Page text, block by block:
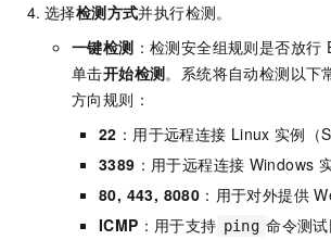
选择检测方式并执行检测。
一键检测 ：检测安全组规则是否放行
单击开始检测。系统将自动检测以下
方向规则：
22 ：用于远程连接 Linux 实例（
3389 ：用于远程连接 Windows
80, 443, 8080 ：用于对外提供
ICMP ：用于支持 ping 命令测试